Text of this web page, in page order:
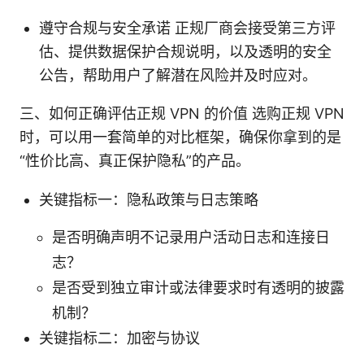
遵守合规与安全承诺 正规厂商会接受第三方评
估、提供数据保护合规说明，以及透明的安全
公告，帮助用户了解潜在风险并及时应对。
三、如何正确评估正规 VPN 的价值 选购正规 VPN
时，可以用一套简单的对比框架，确保你拿到的是
“性价比高、真正保护隐私”的产品。
关键指标一：隐私政策与日志策略
是否明确声明不记录用户活动日志和连接日
志？
是否受到独立审计或法律要求时有透明的披露
机制？
关键指标二：加密与协议